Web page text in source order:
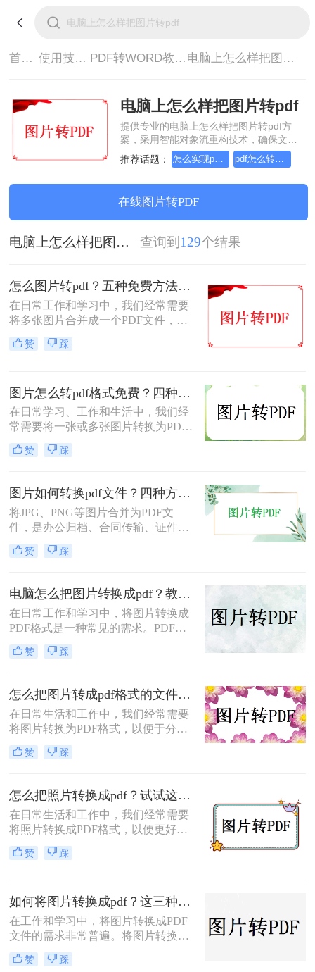
首页> 使用技巧> PDF转WORD教程> 电脑上怎么样把图片转pdf
电脑上怎么样把图片转pdf
提供专业的电脑上怎么样把图片转pdf方
案，采用智能对象流重构技术，确保文档
1:1高保真还原且排版不乱码。支持一键批
量处理，全链路 SSL 加密保障隐私安全。
无需安装，高效办公。
推荐话题： 怎么实现pdf转Word？详细方法教学 pdf怎么转换成word？方法详细解析
在线图片转PDF
电脑上怎么样把图片转pdf 查询到 129个结果
怎么图片转pdf？五种免费方法对比与实操指南（附详细表格）！
在日常工作和学习中，我们经常需要
将多张图片合并成一个PDF文件，以
便于分享、存档或打印。无论是制作
电子相册、整理工作截图、提交证件
出最适合自己的转换方式，下表汇总
了五种主流方法的核心差异：
赞 踩
图片怎么转pdf格式免费？四种方法对比与实操指南（附详细表格）!
在日常学习、工作和生活中，我们经
常需要将一张或多张图片转换为PDF
格式，以便于分享、存档或打印。无
论是整理电子相册、提交证件照，还
都十分常见。为了帮你快速选出最适
合自己的转换方式，下表汇总了四种
主流免费方法的核心差异：
赞 踩
图片如何转换pdf文件？四种方法实测对比，附各场景最优选！
将JPG、PNG等图片合并为PDF文
件，是办公归档、合同传输、证件提
交中经常遇到的需求。但不同方法在
转换质量、操作效率、数据安全方面
模糊、页面错位，甚至隐私泄露。本
文基于实际测试，对比四种主流图片
转PDF方案，按场景给出明确建议，
帮你少走弯路。
赞 踩
电脑怎么把图片转换成pdf？教你4种简单的方法！
在日常工作和学习中，将图片转换成
PDF格式是一种常见的需求。PDF格
式具有支持矢量图形、打印格式不走
样、兼容性高、体积小以及支持批注
格式。那么电脑怎么把图片转换成pdf
呢？本文将介绍四种常见的图片转
PDF的方法。
赞 踩
怎么把图片转成pdf格式的文件？尝试下面三种方法！
在日常生活和工作中，我们经常需要
将图片转换为PDF格式，以便于分
享、打印或归档。那么怎么把图片转
成pdf格式的文件呢？本文将介绍三种
方法都有其特点和适用场景，您可以
根据自己的需求选择最合适的方式。
赞 踩
怎么把照片转换成pdf？试试这三个转换方法！
在日常生活和工作中，我们经常需要
将照片转换成PDF格式，以便更好地
进行分享、存储或打印。那么怎么把
照片转换成pdf呢？本文将介绍三种将
赞 踩
如何将图片转换成pdf？这三种方法帮助你解决问题！
在工作和学习中，将图片转换成PDF
文件的需求非常普遍。将图片转换成
PDF不仅可以方便地整合多张图片，
还可以确保文件格式的一致性和兼容
赞 踩